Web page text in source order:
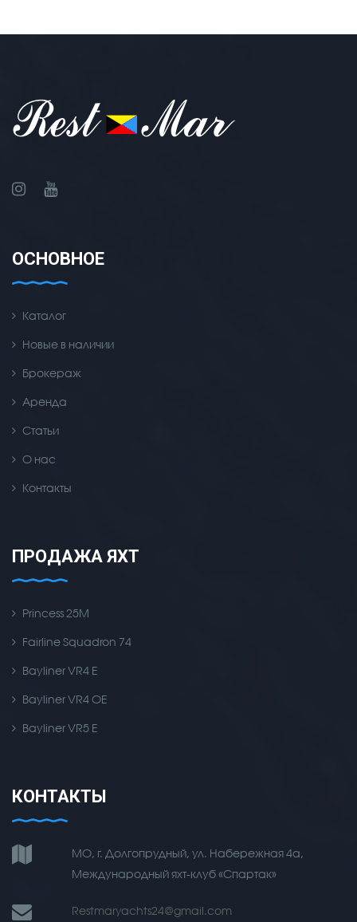
ОСНОВНОЕ
Каталог
Новые в наличии
Брокераж
Аренда
Статьи
О нас
Контакты
ПРОДАЖА ЯХТ
Princess 25M
Fairline Squadron 74
Bayliner VR4 E
Bayliner VR4 OE
Bayliner VR5 E
КОНТАКТЫ
МО, г. Долгопрудный, ул. Набережная 4а,
Международный яхт-клуб «Спартак»
Restmaryachts24@gmail.com